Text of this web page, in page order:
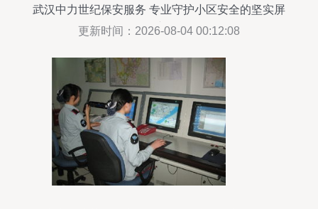
武汉中力世纪保安服务 专业守护小区安全的坚实屏
障
更新时间：2026-08-04 00:12:08